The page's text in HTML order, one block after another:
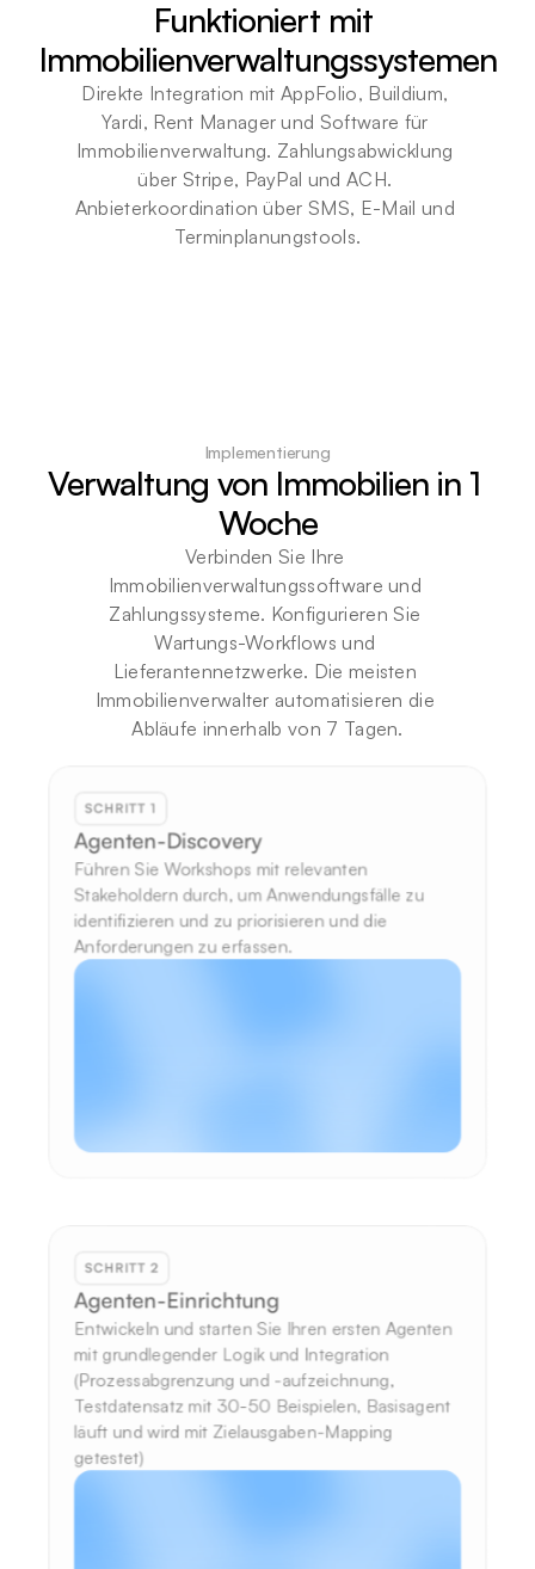
Funktioniert mit
Immobilienverwaltungssystemen
Direkte Integration mit AppFolio, Buildium,
Yardi, Rent Manager und Software für
Immobilienverwaltung. Zahlungsabwicklung
über Stripe, PayPal und ACH.
Anbieterkoordination über SMS, E-Mail und
Terminplanungstools.
Implementierung
Verwaltung von Immobilien in 1
Woche
Verbinden Sie Ihre
Immobilienverwaltungssoftware und
Zahlungssysteme. Konfigurieren Sie
Wartungs-Workflows und
Lieferantennetzwerke. Die meisten
Immobilienverwalter automatisieren die
Abläufe innerhalb von 7 Tagen.
SCHRITT 1
Agenten-Discovery
Führen Sie Workshops mit relevanten
Stakeholdern durch, um Anwendungsfälle zu
identifizieren und zu priorisieren und die
Anforderungen zu erfassen.
SCHRITT 2
Agenten-Einrichtung
Entwickeln und starten Sie Ihren ersten Agenten
mit grundlegender Logik und Integration
(Prozessabgrenzung und -aufzeichnung,
Testdatensatz mit 30-50 Beispielen, Basisagent
läuft und wird mit Zielausgaben-Mapping
getestet)